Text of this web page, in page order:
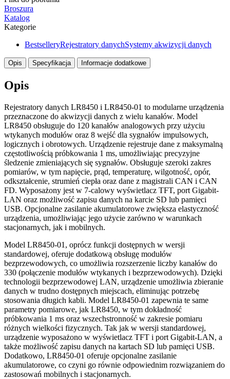
LR8450
Broszura
Katalog
Kategorie
BestselleryRejestratory danychSystemy akwizycji danych
Opis Specyfikacja Informacje dodatkowe
Opis
Rejestratory danych LR8450 i LR8450-01 to modularne urządzenia
przeznaczone do akwizycji danych z wielu kanałów. Model
LR8450 obsługuje do 120 kanałów analogowych przy użyciu
wtykanych modułów oraz 8 wejść dla sygnałów impulsowych,
logicznych i obrotowych. Urządzenie rejestruje dane z maksymalną
częstotliwością próbkowania 1 ms, umożliwiając precyzyjne
śledzenie zmieniających się sygnałów. Obsługuje szeroki zakres
pomiarów, w tym napięcie, prąd, temperaturę, wilgotność, opór,
odkształcenie, strumień ciepła oraz dane z magistrali CAN i CAN
FD. Wyposażony jest w 7-calowy wyświetlacz TFT, port Gigabit-
LAN oraz możliwość zapisu danych na karcie SD lub pamięci
USB. Opcjonalne zasilanie akumulatorowe zwiększa elastyczność
urządzenia, umożliwiając jego użycie zarówno w warunkach
stacjonarnych, jak i mobilnych.
Model LR8450-01, oprócz funkcji dostępnych w wersji
standardowej, oferuje dodatkową obsługę modułów
bezprzewodowych, co umożliwia rozszerzenie liczby kanałów do
330 (połączenie modułów wtykanych i bezprzewodowych). Dzięki
technologii bezprzewodowej LAN, urządzenie umożliwia zbieranie
danych w trudno dostępnych miejscach, eliminując potrzebę
stosowania długich kabli. Model LR8450-01 zapewnia te same
parametry pomiarowe, jak LR8450, w tym dokładność
próbkowania 1 ms oraz wszechstronność w zakresie pomiaru
różnych wielkości fizycznych. Tak jak w wersji standardowej,
urządzenie wyposażono w wyświetlacz TFT i port Gigabit-LAN, a
także możliwość zapisu danych na kartach SD lub pamięci USB.
Dodatkowo, LR8450-01 oferuje opcjonalne zasilanie
akumulatorowe, co czyni go równie odpowiednim rozwiązaniem do
zastosowań mobilnych i stacjonarnych.